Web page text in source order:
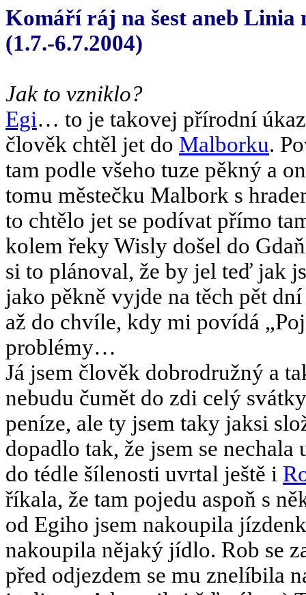
Komáří ráj na šest aneb Linia
(1.7.-6.7.2004)
Jak to vzniklo?
Egi… to je takovej přírodní
člověk chtěl jet do Malborku.
tam podle všeho tuze pěkný a
tomu městečku Malbork s
to chtělo jet se podívat přímo
kolem řeky Wisly došel do
si to plánoval, že by jel teď jak
jako pěkně vyjde na těch pět
až do chvíle, kdy mi povídá
problémy…
Já jsem člověk dobrodružný a
nebudu čumět do zdi celý
peníze, ale ty jsem taky jaksi
dopadlo tak, že jsem se
do tédle šílenosti uvrtal ještě i
říkala, že tam pojedu aspoň s
od Egiho jsem nakoupila
nakoupila nějaký jídlo. Rob se
před odjezdem se mu znelíbila